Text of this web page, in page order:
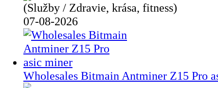
(Služby / Zdravie, krása, fitness)
07-08-2026
Wholesales Bitmain Antminer Z15 Pro